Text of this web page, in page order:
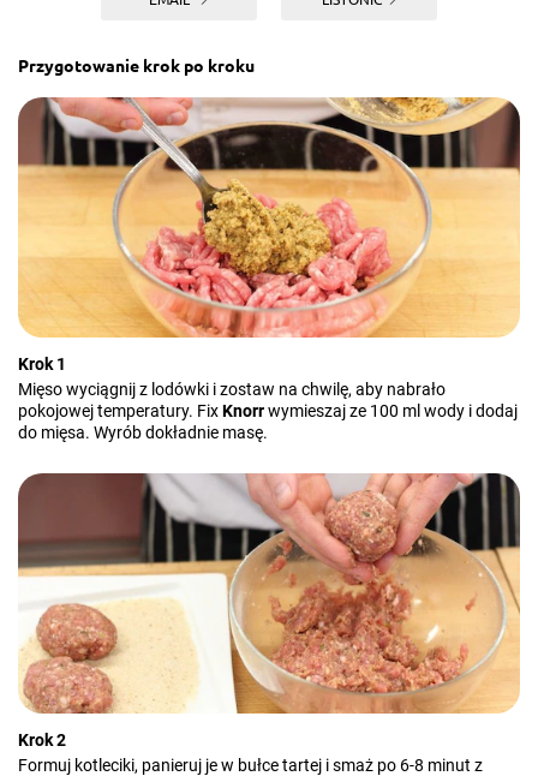
Przygotowanie krok po kroku
Krok 1
Mięso wyciągnij z lodówki i zostaw na chwilę, aby nabrało
pokojowej temperatury. FixKnorrwymieszaj ze 100 ml wody i dodaj
do mięsa. Wyrób dokładnie masę.
Krok 2
Formuj kotleciki, panieruj je w bułce tartej i smaż po 6-8 minut z